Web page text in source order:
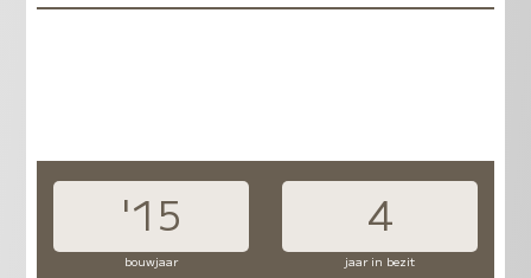
'15 4
bouwjaar jaar in bezit